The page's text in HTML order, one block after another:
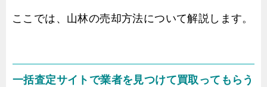
ここでは、山林の売却方法について解説します。
一括査定サイトで業者を見つけて買取ってもらう